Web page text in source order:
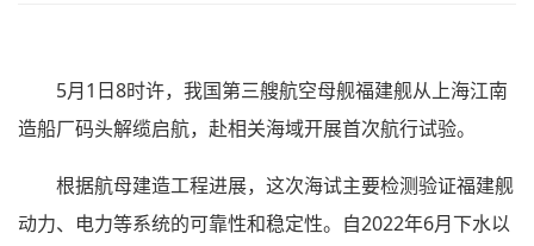
5月1日8时许，我国第三艘航空母舰福建舰从上海江南
造船厂码头解缆启航，赴相关海域开展首次航行试验。
根据航母建造工程进展，这次海试主要检测验证福建舰
动力、电力等系统的可靠性和稳定性。自2022年6月下水以